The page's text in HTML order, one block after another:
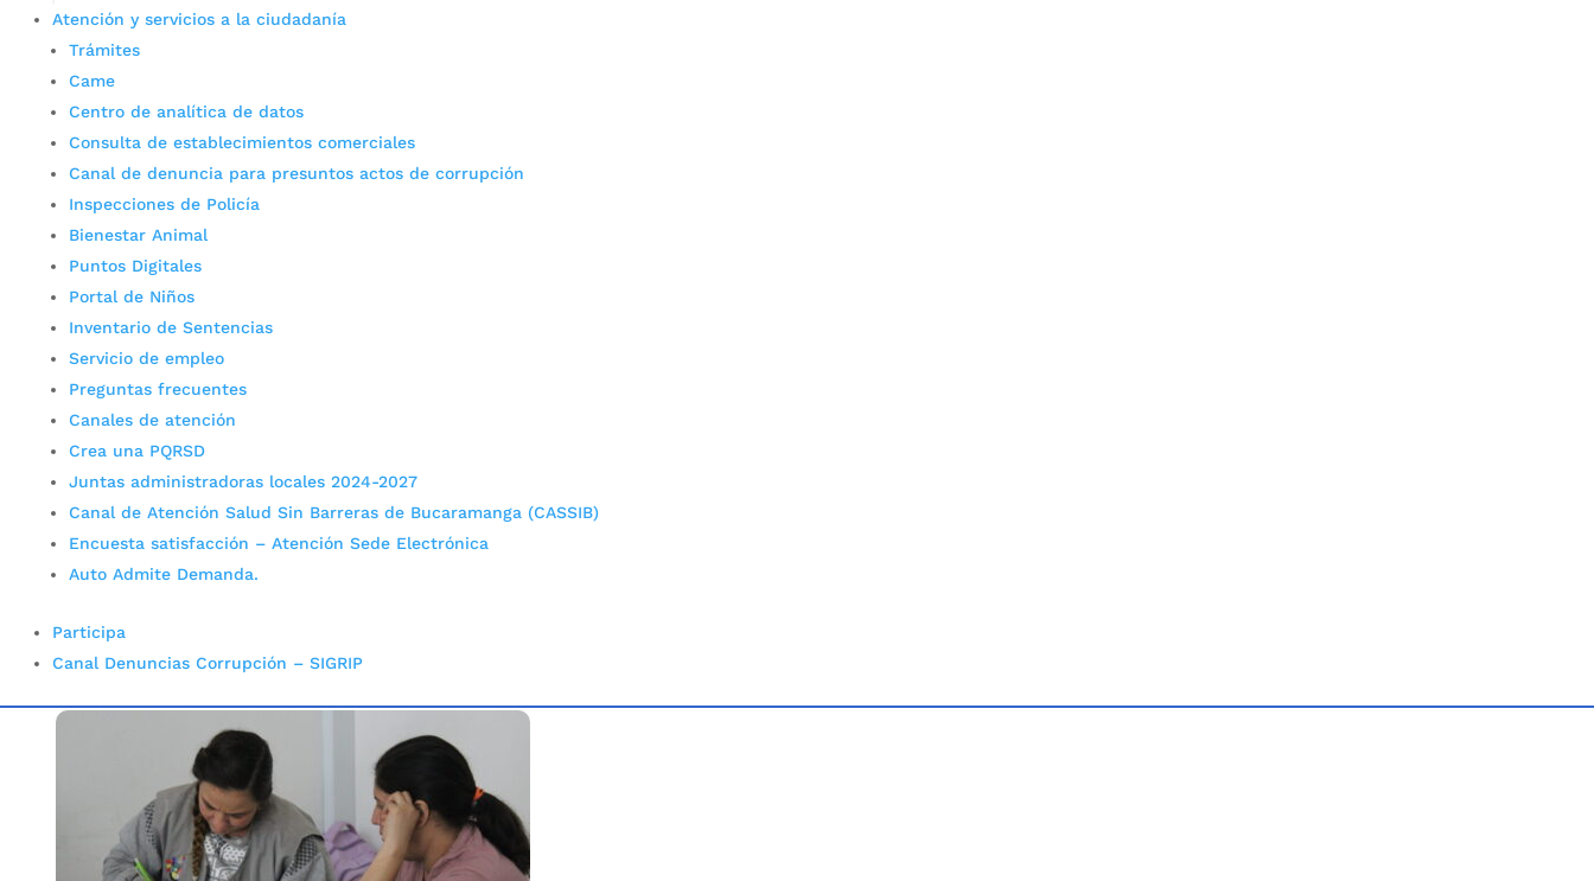
Atención y servicios a la ciudadanía
Trámites
Came
Centro de analítica de datos
Consulta de establecimientos comerciales
Canal de denuncia para presuntos actos de corrupción
Inspecciones de Policía
Bienestar Animal
Puntos Digitales
Portal de Niños
Inventario de Sentencias
Servicio de empleo
Preguntas frecuentes
Canales de atención
Crea una PQRSD
Juntas administradoras locales 2024-2027
Canal de Atención Salud Sin Barreras de Bucaramanga (CASSIB)
Encuesta satisfacción – Atención Sede Electrónica
Auto Admite Demanda.
Participa
Canal Denuncias Corrupción – SIGRIP